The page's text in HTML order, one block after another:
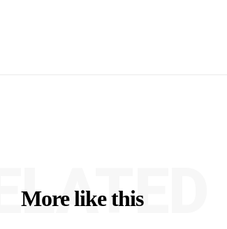
More like this